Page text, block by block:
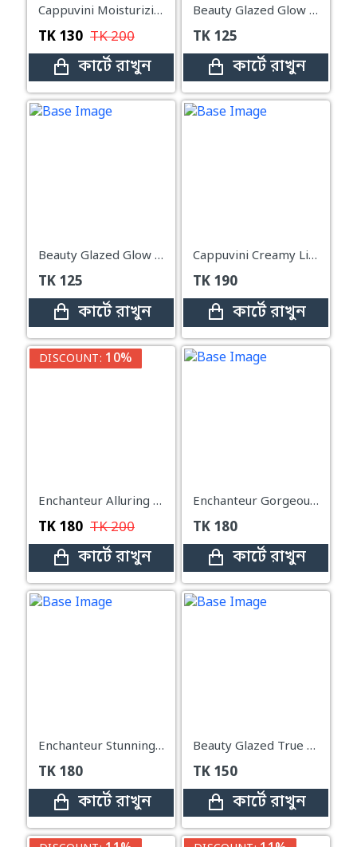
Cappuvini Moisturizing Honey Lip Mask
TK 130 TK200
কার্টে রাখুন
Beauty Glazed Glow Lip Oil - 4g-#107 hugging
TK 125
কার্টে রাখুন
Beauty Glazed Glow Lip Oil - 4g-#108 Reborn
TK 125
কার্টে রাখুন
Cappuvini Creamy Lipstick 3Pcs Set
TK 190
কার্টে রাখুন
DISCOUNT: 10%
Enchanteur Alluring Perfumed Deo Roll-On – 50ml
TK 180 TK200
কার্টে রাখুন
Enchanteur Gorgeous Perfumed Deo Roll-On – 50ml
TK 180
কার্টে রাখুন
Enchanteur Stunning Perfumed Deo Roll-On – 50ml
TK 180
কার্টে রাখুন
Beauty Glazed True Matte Lipstick Shade - 114 True Matte
TK 150
কার্টে রাখুন